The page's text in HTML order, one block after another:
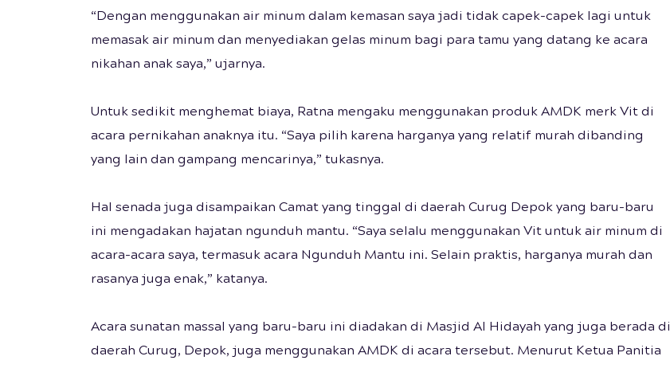
“Dengan menggunakan air minum dalam kemasan saya jadi tidak capek-capek lagi untuk
memasak air minum dan menyediakan gelas minum bagi para tamu yang datang ke acara
nikahan anak saya,” ujarnya.
Untuk sedikit menghemat biaya, Ratna mengaku menggunakan produk AMDK merk Vit di
acara pernikahan anaknya itu. “Saya pilih karena harganya yang relatif murah dibanding
yang lain dan gampang mencarinya,” tukasnya.
Hal senada juga disampaikan Camat yang tinggal di daerah Curug Depok yang baru-baru
ini mengadakan hajatan ngunduh mantu. “Saya selalu menggunakan Vit untuk air minum di
acara-acara saya, termasuk acara Ngunduh Mantu ini. Selain praktis, harganya murah dan
rasanya juga enak,” katanya.
Acara sunatan massal yang baru-baru ini diadakan di Masjid Al Hidayah yang juga berada di
daerah Curug, Depok, juga menggunakan AMDK di acara tersebut. Menurut Ketua Panitia